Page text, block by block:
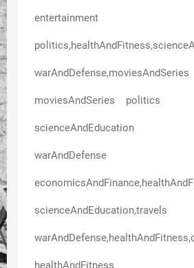
entertainment
warAndDefense,moviesAndSeries
moviesAndSeries politics
scienceAndEducation
warAndDefense
scienceAndEducation,travels
healthAndFitness